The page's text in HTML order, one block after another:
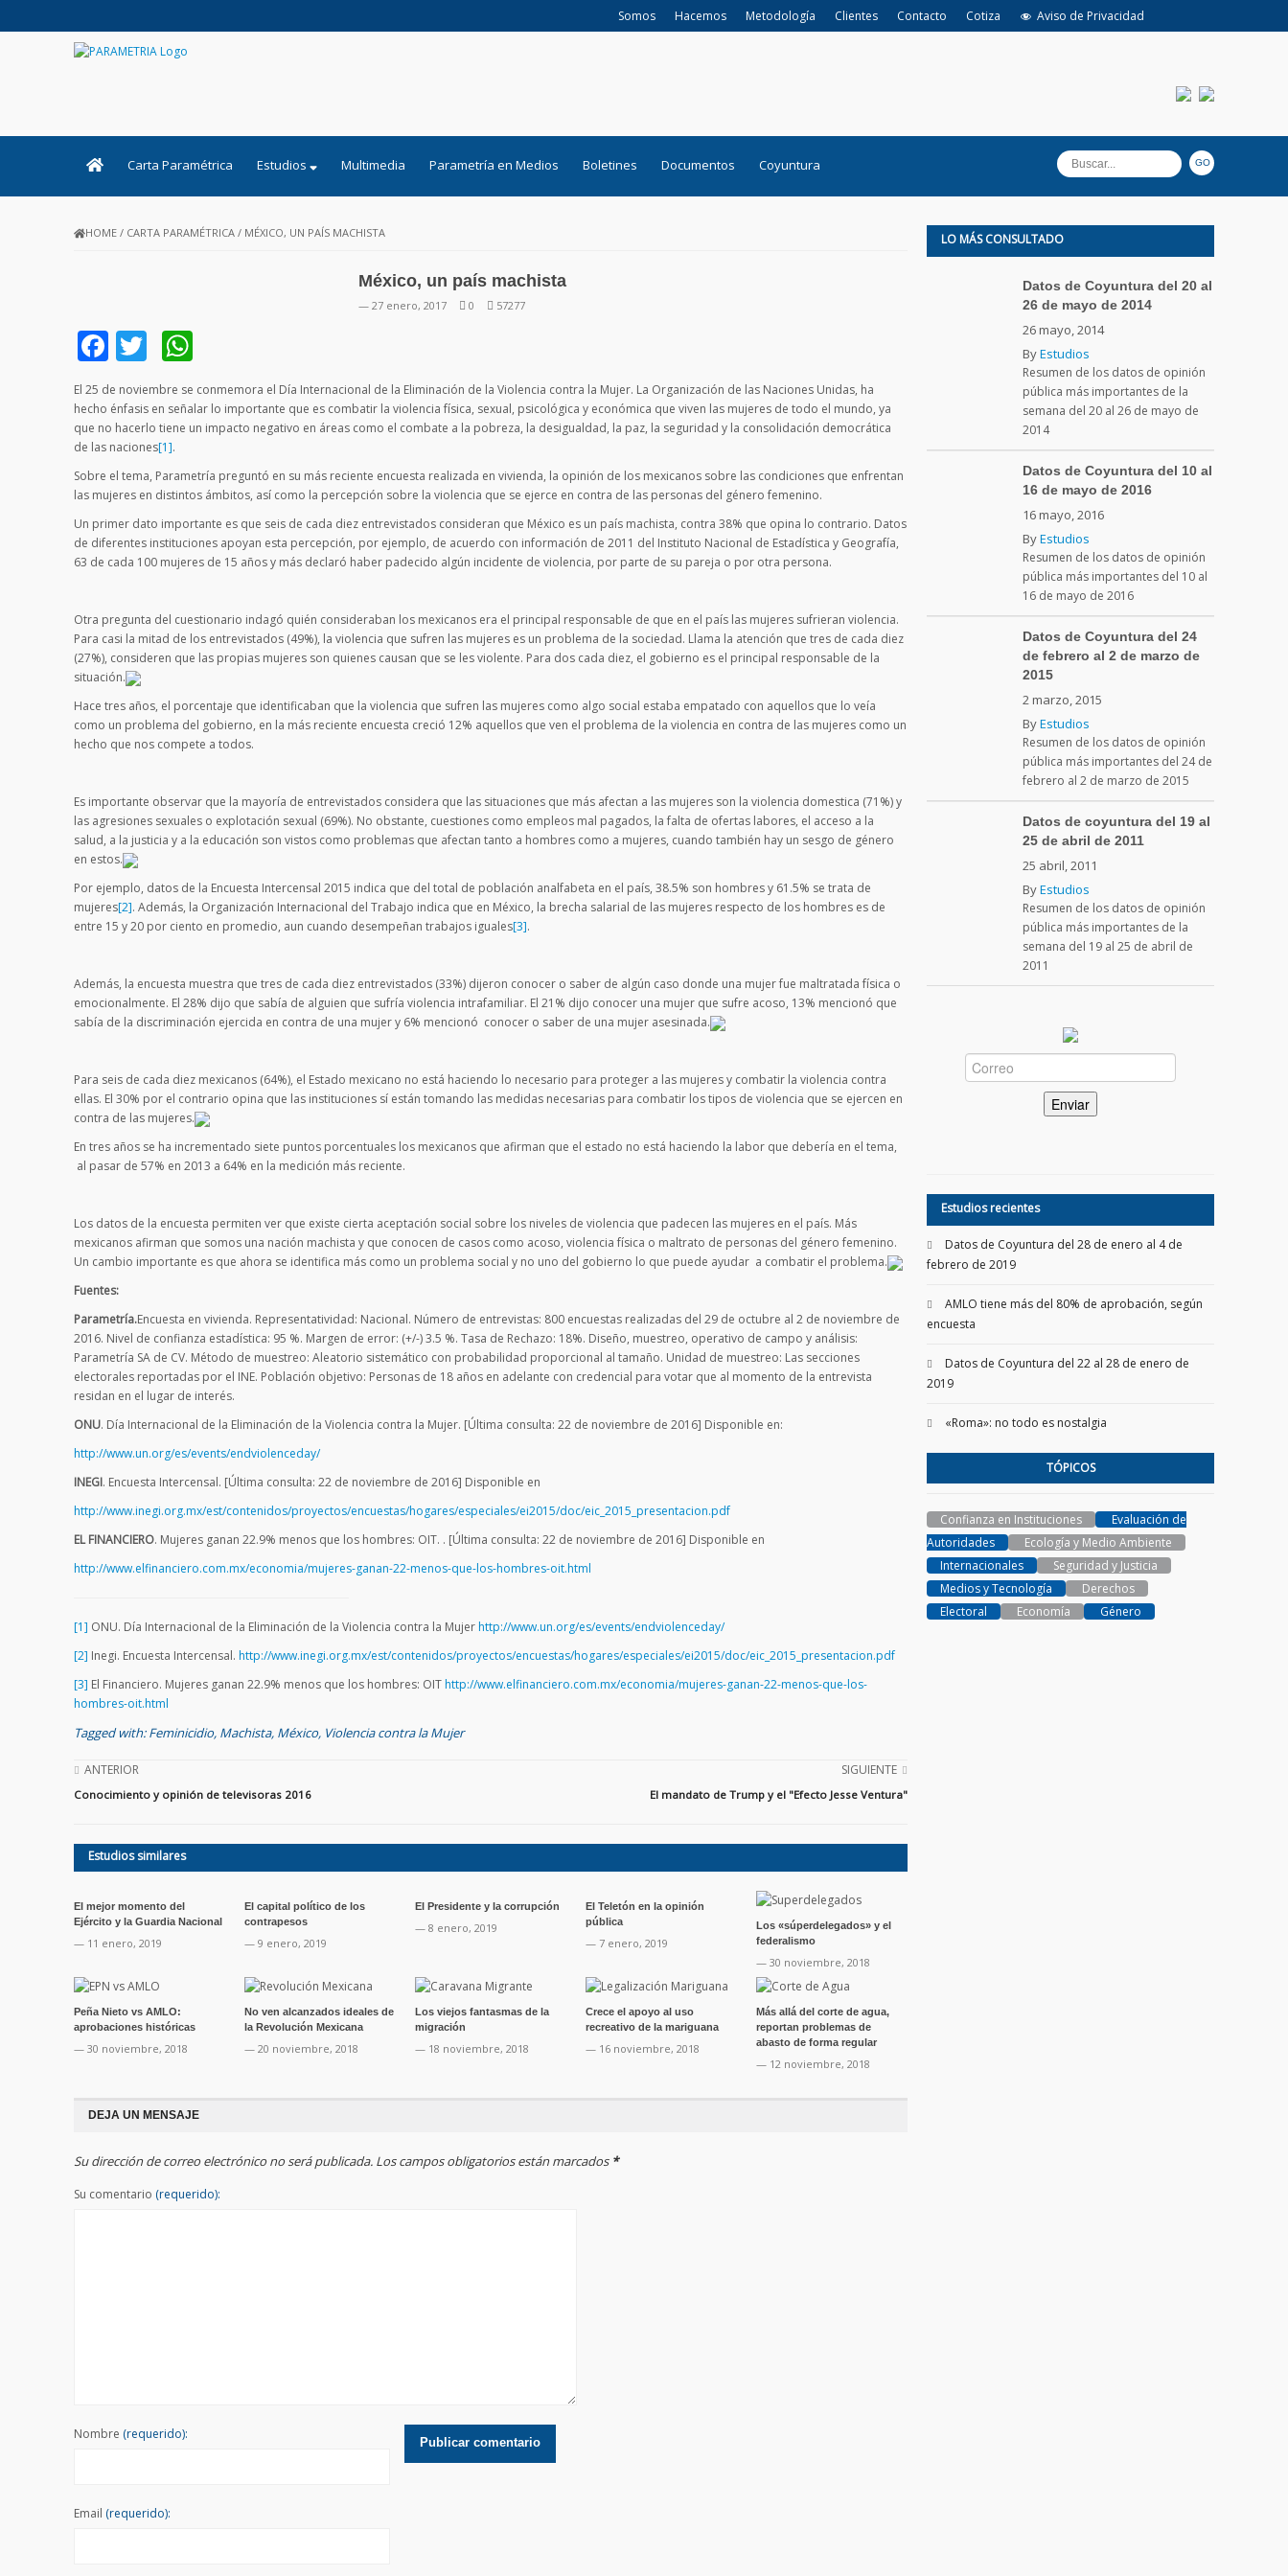
Somos Hacemos Metodología Clientes Contacto Cotiza Aviso de Privacidad
Carta Paramétrica Estudios Multimedia Parametría en Medios Boletines Documentos Coyuntura
HOME / CARTA PARAMÉTRICA / MÉXICO, UN PAÍS MACHISTA
México, un país machista
— 27 enero, 2017 0 57277
Facebook
Twitter
El 25 de noviembre se conmemora el Día Internacional de la Eliminación de la Violencia contra la Mujer. La Organización de las Naciones Unidas, ha
hecho énfasis en señalar lo importante que es combatir la violencia física, sexual, psicológica y económica que viven las mujeres de todo el mundo, ya
que no hacerlo tiene un impacto negativo en áreas como el combate a la pobreza, la desigualdad, la paz, la seguridad y la consolidación democrática
de las naciones[1].
Sobre el tema, Parametría preguntó en su más reciente encuesta realizada en vivienda, la opinión de los mexicanos sobre las condiciones que enfrentan
las mujeres en distintos ámbitos, así como la percepción sobre la violencia que se ejerce en contra de las personas del género femenino.
Un primer dato importante es que seis de cada diez entrevistados consideran que México es un país machista, contra 38% que opina lo contrario. Datos
de diferentes instituciones apoyan esta percepción, por ejemplo, de acuerdo con información de 2011 del Instituto Nacional de Estadística y Geografía,
63 de cada 100 mujeres de 15 años y más declaró haber padecido algún incidente de violencia, por parte de su pareja o por otra persona.
Otra pregunta del cuestionario indagó quién consideraban los mexicanos era el principal responsable de que en el país las mujeres sufrieran violencia.
Para casi la mitad de los entrevistados (49%), la violencia que sufren las mujeres es un problema de la sociedad. Llama la atención que tres de cada diez
(27%), consideren que las propias mujeres son quienes causan que se les violente. Para dos cada diez, el gobierno es el principal responsable de la
situación.
Hace tres años, el porcentaje que identificaban que la violencia que sufren las mujeres como algo social estaba empatado con aquellos que lo veía
como un problema del gobierno, en la más reciente encuesta creció 12% aquellos que ven el problema de la violencia en contra de las mujeres como un
hecho que nos compete a todos.
Es importante observar que la mayoría de entrevistados considera que las situaciones que más afectan a las mujeres son la violencia domestica (71%) y
las agresiones sexuales o explotación sexual (69%). No obstante, cuestiones como empleos mal pagados, la falta de ofertas labores, el acceso a la
salud, a la justicia y a la educación son vistos como problemas que afectan tanto a hombres como a mujeres, cuando también hay un sesgo de género
en estos.
Por ejemplo, datos de la Encuesta Intercensal 2015 indica que del total de población analfabeta en el país, 38.5% son hombres y 61.5% se trata de
mujeres[2]. Además, la Organización Internacional del Trabajo indica que en México, la brecha salarial de las mujeres respecto de los hombres es de
entre 15 y 20 por ciento en promedio, aun cuando desempeñan trabajos iguales[3].
Además, la encuesta muestra que tres de cada diez entrevistados (33%) dijeron conocer o saber de algún caso donde una mujer fue maltratada física o
emocionalmente. El 28% dijo que sabía de alguien que sufría violencia intrafamiliar. El 21% dijo conocer una mujer que sufre acoso, 13% mencionó que
sabía de la discriminación ejercida en contra de una mujer y 6% mencionó conocer o saber de una mujer asesinada.
Para seis de cada diez mexicanos (64%), el Estado mexicano no está haciendo lo necesario para proteger a las mujeres y combatir la violencia contra
ellas. El 30% por el contrario opina que las instituciones sí están tomando las medidas necesarias para combatir los tipos de violencia que se ejercen en
contra de las mujeres.
En tres años se ha incrementado siete puntos porcentuales los mexicanos que afirman que el estado no está haciendo la labor que debería en el tema,
al pasar de 57% en 2013 a 64% en la medición más reciente.
Los datos de la encuesta permiten ver que existe cierta aceptación social sobre los niveles de violencia que padecen las mujeres en el país. Más
mexicanos afirman que somos una nación machista y que conocen de casos como acoso, violencia física o maltrato de personas del género femenino.
Un cambio importante es que ahora se identifica más como un problema social y no uno del gobierno lo que puede ayudar a combatir el problema.
Fuentes:
Parametría.Encuesta en vivienda. Representatividad: Nacional. Número de entrevistas: 800 encuestas realizadas del 29 de octubre al 2 de noviembre de
2016. Nivel de confianza estadística: 95 %. Margen de error: (+/-) 3.5 %. Tasa de Rechazo: 18%. Diseño, muestreo, operativo de campo y análisis:
Parametría SA de CV. Método de muestreo: Aleatorio sistemático con probabilidad proporcional al tamaño. Unidad de muestreo: Las secciones
electorales reportadas por el INE. Población objetivo: Personas de 18 años en adelante con credencial para votar que al momento de la entrevista
residan en el lugar de interés.
ONU. Día Internacional de la Eliminación de la Violencia contra la Mujer. [Última consulta: 22 de noviembre de 2016] Disponible en:
http://www.un.org/es/events/endviolenceday/
INEGI. Encuesta Intercensal. [Última consulta: 22 de noviembre de 2016] Disponible en
http://www.inegi.org.mx/est/contenidos/proyectos/encuestas/hogares/especiales/ei2015/doc/eic_2015_presentacion.pdf
EL FINANCIERO. Mujeres ganan 22.9% menos que los hombres: OIT. . [Última consulta: 22 de noviembre de 2016] Disponible en
http://www.elfinanciero.com.mx/economia/mujeres-ganan-22-menos-que-los-hombres-oit.html
[1] ONU. Día Internacional de la Eliminación de la Violencia contra la Mujerhttp://www.un.org/es/events/endviolenceday/
[2] Inegi. Encuesta Intercensal. http://www.inegi.org.mx/est/contenidos/proyectos/encuestas/hogares/especiales/ei2015/doc/eic_2015_presentacion.pdf
[3] El Financiero. Mujeres ganan 22.9% menos que los hombres: OIThttp://www.elfinanciero.com.mx/economia/mujeres-ganan-22-menos-que-los-
hombres-oit.html
Tagged with: Feminicidio, Machista, México, Violencia contra la Mujer
ANTERIOR
Conocimiento y opinión de televisoras 2016
SIGUIENTE
El mandato de Trump y el "Efecto Jesse Ventura"
Estudios similares
El mejor momento del
Ejército y la Guardia Nacional
— 11 enero, 2019
El capital político de los
contrapesos
— 9 enero, 2019
El Presidente y la corrupción
— 8 enero, 2019
El Teletón en la opinión
pública
— 7 enero, 2019
Los «súperdelegados» y el
federalismo
— 30 noviembre, 2018
Peña Nieto vs AMLO:
aprobaciones históricas
— 30 noviembre, 2018
No ven alcanzados ideales de
la Revolución Mexicana
— 20 noviembre, 2018
Los viejos fantasmas de la
migración
— 18 noviembre, 2018
Crece el apoyo al uso
recreativo de la mariguana
— 16 noviembre, 2018
Más allá del corte de agua,
reportan problemas de
abasto de forma regular
— 12 noviembre, 2018
DEJA UN MENSAJE
Su dirección de correo electrónico no será publicada. Los campos obligatorios están marcados *
Su comentario (requerido):
Nombre (requerido):
Email (requerido):
LO MÁS CONSULTADO
Datos de Coyuntura del 20 al
26 de mayo de 2014
26 mayo, 2014
ByEstudios
Resumen de los datos de opinión
pública más importantes de la
semana del 20 al 26 de mayo de
2014
Datos de Coyuntura del 10 al
16 de mayo de 2016
16 mayo, 2016
ByEstudios
Resumen de los datos de opinión
pública más importantes del 10 al
16 de mayo de 2016
Datos de Coyuntura del 24
de febrero al 2 de marzo de
2015
2 marzo, 2015
ByEstudios
Resumen de los datos de opinión
pública más importantes del 24 de
febrero al 2 de marzo de 2015
Datos de coyuntura del 19 al
25 de abril de 2011
25 abril, 2011
ByEstudios
Resumen de los datos de opinión
pública más importantes de la
semana del 19 al 25 de abril de
2011
Estudios recientes
Datos de Coyuntura del 28 de enero al 4 de
febrero de 2019
AMLO tiene más del 80% de aprobación, según
encuesta
Datos de Coyuntura del 22 al 28 de enero de
2019
«Roma»: no todo es nostalgia
TÓPICOS
Confianza en Instituciones
Evaluación de
Autoridades
Ecología y Medio Ambiente
Internacionales
Seguridad y Justicia
Medios y Tecnología
Derechos
Electoral
Economía Género